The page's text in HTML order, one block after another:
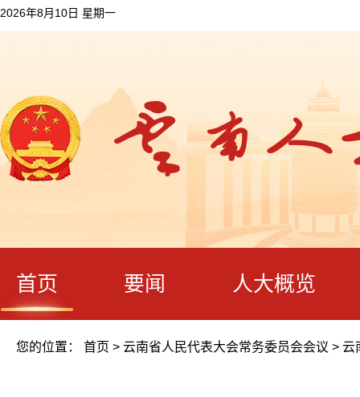
2026年8月10日 星期一
首页 要闻 人大概览
您的位置： 首页 > 云南省人民代表大会常务委员会会议 > 云